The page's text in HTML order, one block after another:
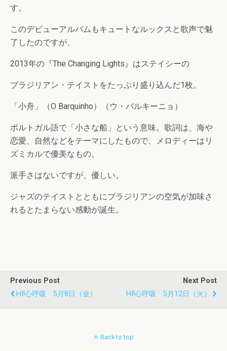
す。
このデビューアルバムもキュートなルックスと歌声で魅
了したのですが、
2013年の『The Changing Lights』はステイシーの
ブラジリアン・テイストをたっぷり盛り込んだ1枚。
「小舟」（O Barquinho）（ウ・バルキーニョ）
ポルトガル語で「小さな船」という意味。歌詞は、海や
恋愛、自然などをテーマにしたもので、メロディーはリ
ズミカルで優美なもの。
派手さはないですが、優しい。
ジャズのテイストとともにブラジリアンの空気が加味さ
れるとたまらない感動が誕生。
Previous Post
HI!心呼吸 5月8日（金）
Next Post
HI!心呼吸 5月12日（火）
Back to top